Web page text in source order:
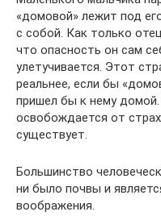
«домовой» лежит под
с собой. Как только
что опасность он сам
улетучивается. Этот
реальнее, если бы
пришел бы к нему домой.
освобождается от
существует.
Большинство
ни было почвы и
воображения.